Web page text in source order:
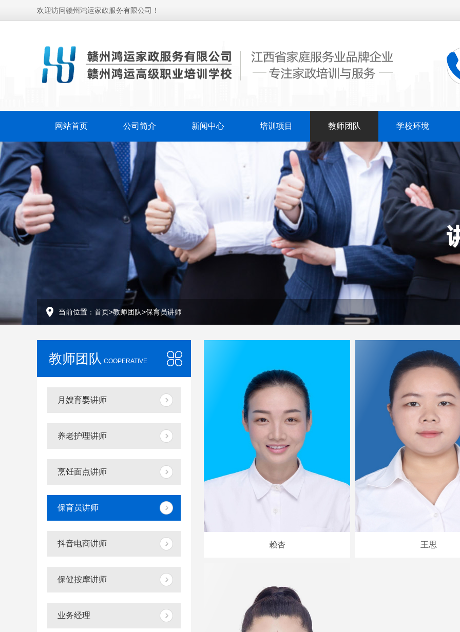
欢迎访问赣州鸿运家政服务有限公司！
网站首页 公司简介 新闻中心 培训项目 教师团队 学校环境
当前位置： 首页>教师团队>保育员讲师
教师团队 COOPERATIVE
月嫂育婴讲师
养老护理讲师
烹饪面点讲师
保育员讲师
抖音电商讲师
保健按摩讲师
业务经理
赖杏 王思